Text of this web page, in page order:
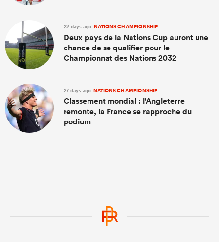
22 days ago NATIONS CHAMPIONSHIP
Deux pays de la Nations Cup auront une
chance de se qualifier pour le
Championnat des Nations 2032
27 days ago NATIONS CHAMPIONSHIP
Classement mondial : l'Angleterre
remonte, la France se rapproche du
podium